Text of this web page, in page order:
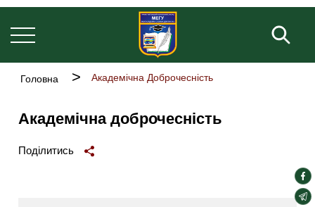
Перейти
до
основного
вмісту
Основна
Рядок
Головна Академічна Доброчесність
Академічна доброчесність
Поділитись